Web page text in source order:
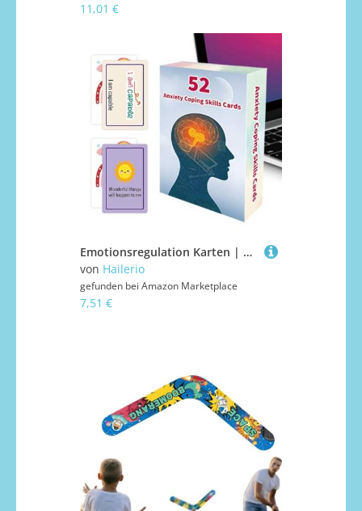
11,01 €
Emotionsregulation Karten | 52-blättrige Emotionale Regulierung Werkzeuge Für Kinder | Entwicklungsspielzeug Für Klassenzimmer Zuhause Büros Soziale Situationen | Arbeit Schule
von Hailerio
gefunden bei Amazon Marketplace
7,51 €